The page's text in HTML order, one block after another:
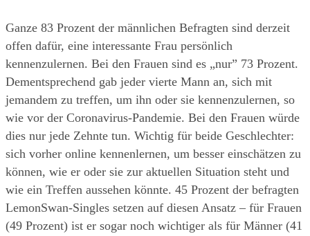
Ganze 83 Prozent der männlichen Befragten sind derzeit
offen dafür, eine interessante Frau persönlich
kennenzulernen. Bei den Frauen sind es „nur” 73 Prozent.
Dementsprechend gab jeder vierte Mann an, sich mit
jemandem zu treffen, um ihn oder sie kennenzulernen, so
wie vor der Coronavirus-Pandemie. Bei den Frauen würde
dies nur jede Zehnte tun. Wichtig für beide Geschlechter:
sich vorher online kennenlernen, um besser einschätzen zu
können, wie er oder sie zur aktuellen Situation steht und
wie ein Treffen aussehen könnte. 45 Prozent der befragten
LemonSwan-Singles setzen auf diesen Ansatz – für Frauen
(49 Prozent) ist er sogar noch wichtiger als für Männer (41